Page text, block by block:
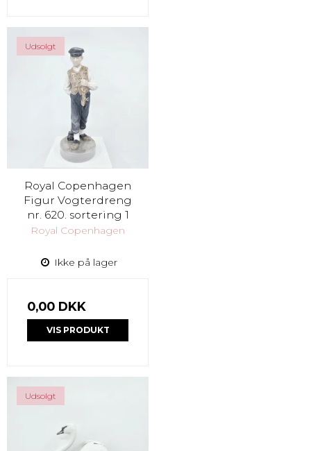
Udsolgt
Royal Copenhagen
Figur Vogterdreng
nr. 620. sortering 1
Royal Copenhagen
Ikke på lager
0,00 DKK
VIS PRODUKT
Udsolgt